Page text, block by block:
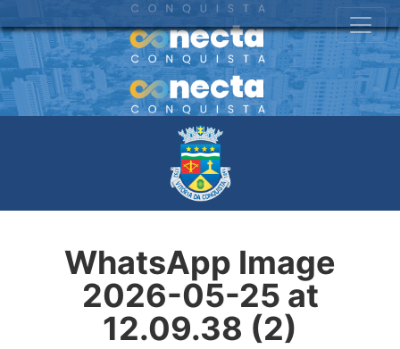
WhatsApp Image
2026-05-25 at
12.09.38 (2)